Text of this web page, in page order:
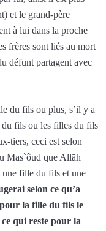
et le grand-père
à lui dans la proche
frères sont liés au mort
défunt partagent avec
du fils ou plus, s’il y a
du fils ou les filles du fils
tiers, ceci est selon
Mas`ôud que Allāh
une fille du fils et une
selon ce qu’a
la fille du fils le
qui reste pour la